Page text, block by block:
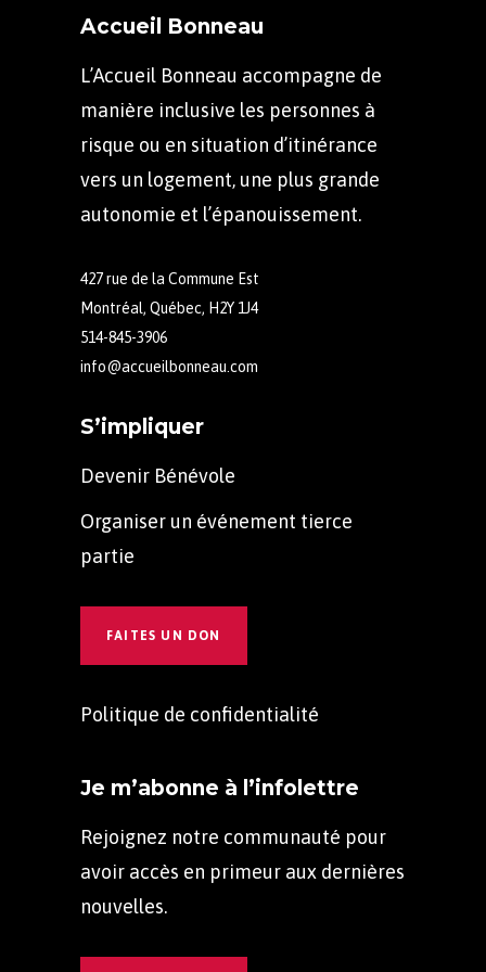
Accueil Bonneau
L’Accueil Bonneau accompagne de
manière inclusive les personnes à
risque ou en situation d’itinérance
vers un logement, une plus grande
autonomie et l’épanouissement.
427 rue de la Commune Est
Montréal, Québec, H2Y 1J4
514-845-3906
info@accueilbonneau.com
S’impliquer
Devenir Bénévole
Organiser un événement tierce
partie
FAITES UN DON
Politique de confidentialité
Je m’abonne à l’infolettre
Rejoignez notre communauté pour
avoir accès en primeur aux dernières
nouvelles.